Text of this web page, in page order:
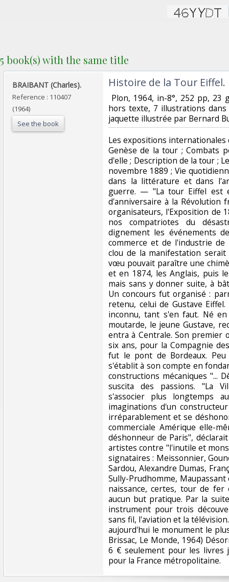
5 book(s) with the same title
‎BRAIBANT (Charles).‎
Reference : 110407
(1964)
See the book
‎Histoire de la Tour Eiffel.‎
Plon, 1964, in-8°, 252 pp,
hors texte, 7 illustrations
jaquette illustrée par Bernard
‎Les expositions internationales
Genèse de la tour ; Combats
d'elle ; Description de la tour ;
novembre 1889 ; Vie
dans la littérature et dans
guerre. — "La tour Eiffel est
d'anniversaire à la Révolution
organisateurs, l'Exposition de
nos compatriotes du
dignement les événements
commerce et de l'industrie de
clou de la manifestation
vœu pouvait paraître une
et en 1874, les Anglais, puis
mais sans y donner suite, à
Un concours fut organisé :
retenu, celui de Gustave
inconnu, tant s'en faut. Né
moutarde, le jeune Gustave,
entra à Centrale. Son premier
six ans, pour la Compagnie
fut le pont de Bordeaux.
s'établit à son compte en
constructions mécaniques "...
suscita des passions. "La
s'associer plus longtemps
imaginations d'un
irréparablement et se
commerciale Amérique elle-
déshonneur de Paris",
artistes contre "l'inutile et
signataires : Meissonnier,
Sardou, Alexandre Dumas,
Sully-Prudhomme, Maupassant
naissance, certes, tour de
aucun but pratique. Par la
instrument pour trois
sans fil, l'aviation et la
aujourd'hui le monument le
Brissac, Le Monde, 1964)
6 € seulement pour les livres
pour la France métropolitaine.‎